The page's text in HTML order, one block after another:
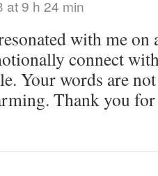
at 9 h 24 min
with me on
connect
Your words are
Thank you